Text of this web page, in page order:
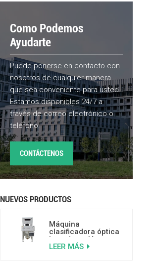
Como Podemos
Ayudarte
Puede ponerse en contacto con
nosotros de cualquier manera
que sea conveniente para usted.
Estamos disponibles 24/7 a
través de correo electrónico o
teléfono.
CONTÁCTENOS
NUEVOS PRODUCTOS
Máquina
clasificadora óptica
basada en IA para
frutos secos de 500
LEER MÁS